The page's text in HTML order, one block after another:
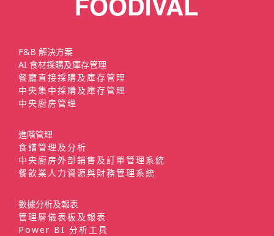
F&B 解決方案
AI 食材採購及庫存管理
餐廳直接採購及庫存管理
中央集中採購及庫存管理
中央廚房管理
進階管理
食譜管理及分析
中央廚房外部銷售及訂單管理系統
餐飲業人力資源與財務管理系統
數據分析及報表
管理層儀表板及報表
Power BI 分析工具